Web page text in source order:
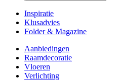
Inspiratie
Klusadvies
Folder & Magazine
Aanbiedingen
Raamdecoratie
Vloeren
Verlichting